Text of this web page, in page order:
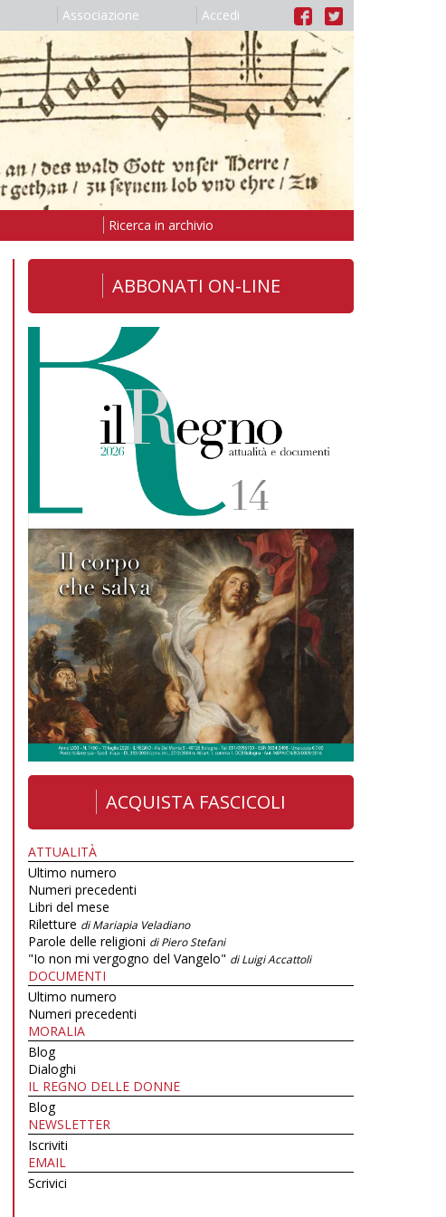
Associazione Accedi
Ricerca in archivio
ABBONATI ON-LINE
ACQUISTA FASCICOLI
ATTUALITÀ
Ultimo numero
Numeri precedenti
Libri del mese
Riletture di Mariapia Veladiano
Parole delle religioni di Piero Stefani
"Io non mi vergogno del Vangelo" di Luigi Accattoli
DOCUMENTI
Ultimo numero
Numeri precedenti
MORALIA
Blog
Dialoghi
IL REGNO DELLE DONNE
Blog
NEWSLETTER
Iscriviti
EMAIL
Scrivici